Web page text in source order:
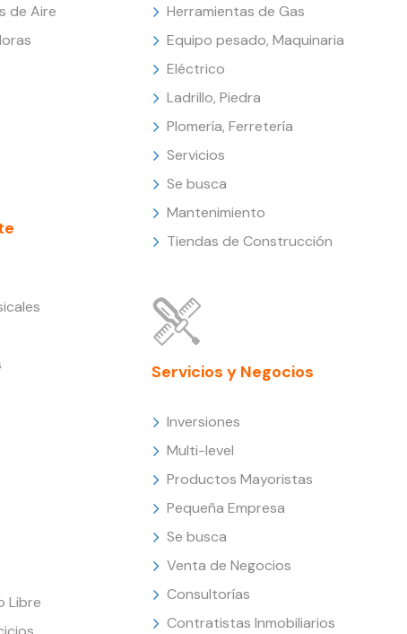
de Aire
Libre
Herramientas de Gas
Equipo pesado, Maquinaria
Eléctrico
Ladrillo, Piedra
Plomería, Ferretería
Servicios
Se busca
Mantenimiento
Tiendas de Construcción
Servicios y Negocios
Inversiones
Multi-level
Productos Mayoristas
Pequeña Empresa
Se busca
Venta de Negocios
Consultorías
Contratistas Inmobiliarios